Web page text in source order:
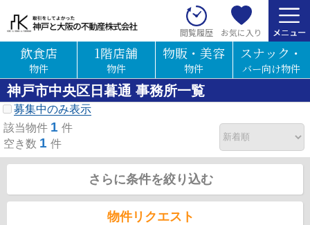
閲覧履歴 お気に入り
飲食店
物件
1階店舗
物件
物販・美容
物件
スナック・
バー向け物件
神戸市中央区日暮通 事務所一覧
募集中のみ表示
該当物件 1 件
空き数 1 件
さらに条件を絞り込む
物件リクエスト